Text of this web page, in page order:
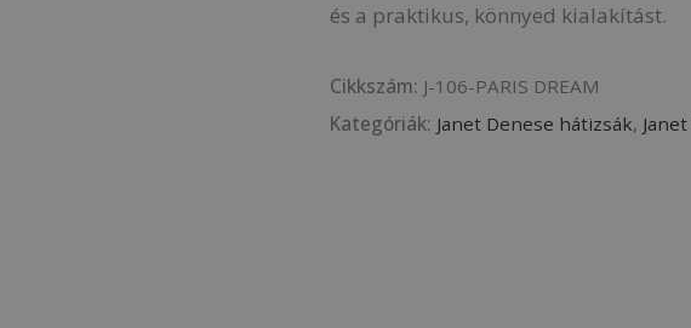
és a praktikus, könnyed kialakítást.
Cikkszám: J-106-PARIS DREAM
Kategóriák: Janet Denese hátizsák,